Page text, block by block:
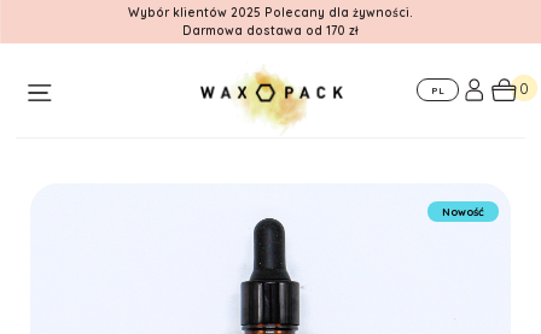
Wybór klientów 2025 Polecany dla żywności.
Darmowa dostawa od 170 zł
nas
znajdziesz
PL 0
Nowość